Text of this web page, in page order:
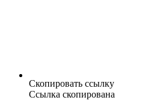
Скопировать ссылку
Ссылка скопирована